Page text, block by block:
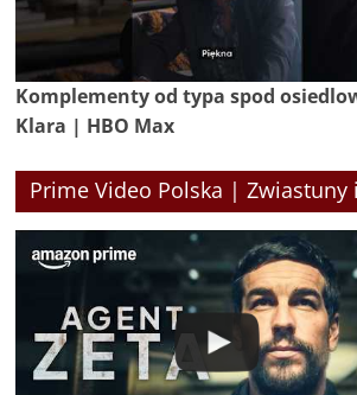
Komplementy od typa spod
Klara | HBO Max
Prime Video Polska | Zwiastuny